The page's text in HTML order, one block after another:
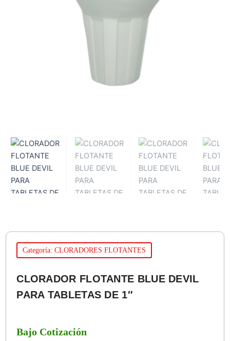
Categoría: CLORADORES FLOTANTES
CLORADOR FLOTANTE BLUE DEVIL
PARA TABLETAS DE 1″
Bajo Cotización